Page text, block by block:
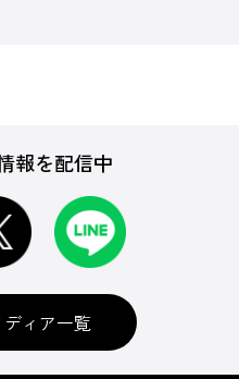
報を配信中
ィア一覧